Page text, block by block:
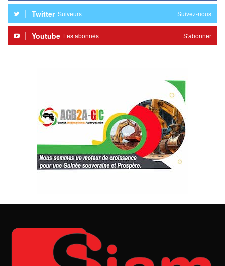
Twitter Suiveurs Suivez-nous
Youtube Les abonnés S'abonner